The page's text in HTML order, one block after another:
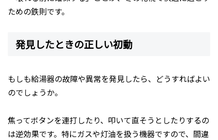
ための鉄則です。
発見したときの正しい初動
もしも給湯器の故障や異常を発見したら、どうすればよい
のでしょうか。
焦ってボタンを連打したり、叩いて直そうとしたりするの
は逆効果です。特にガスや灯油を扱う機器ですので、間違